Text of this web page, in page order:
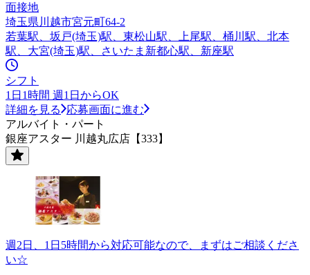
面接地
埼玉県川越市宮元町64-2
若葉駅、坂戸(埼玉)駅、東松山駅、上尾駅、桶川駅、北本
駅、大宮(埼玉)駅、さいたま新都心駅、新座駅
シフト
1日1時間 週1日からOK
詳細を見る
応募画面に進む
アルバイト・パート
銀座アスター 川越丸広店【333】
週2日、1日5時間から対応可能なので、まずはご相談くださ
い☆